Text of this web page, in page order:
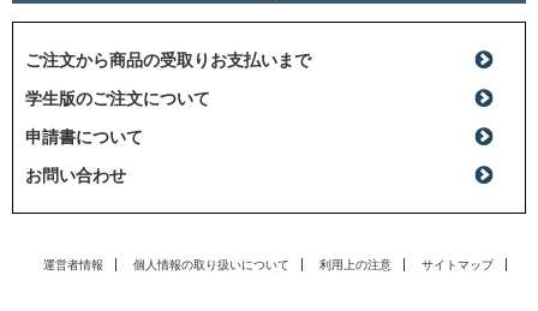
ご注文から商品の受取りお支払いまで
学生版のご注文について
申請書について
お問い合わせ
運営者情報 個人情報の取り扱いについて 利用上の注意 サイトマップ